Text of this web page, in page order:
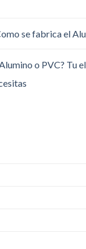
se fabrica el
o PVC? Tu